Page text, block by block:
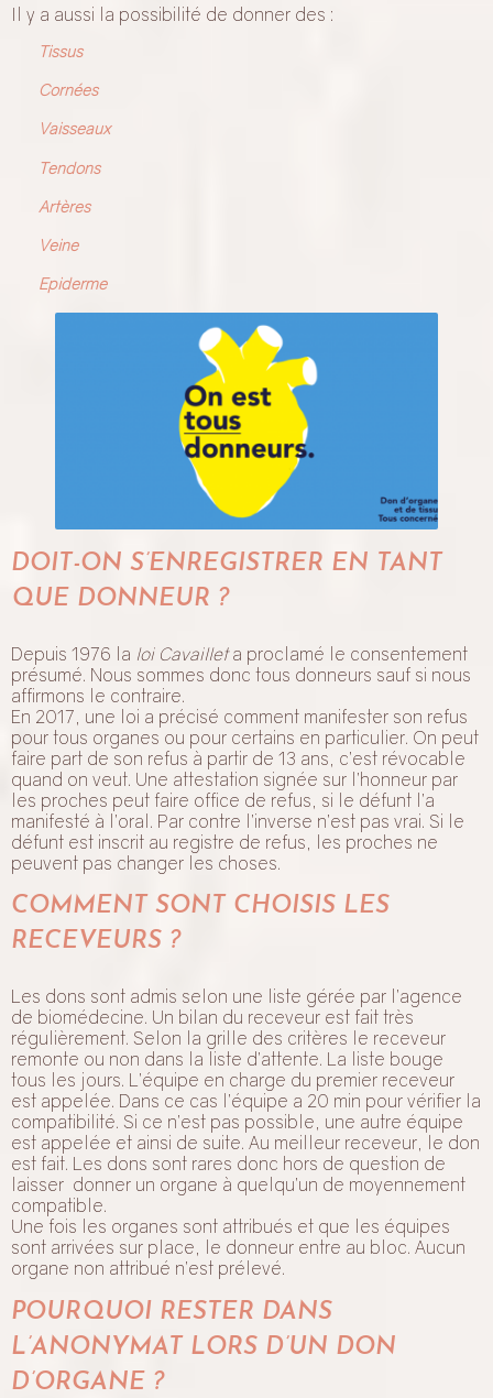
Il y a aussi la possibilité de donner des :
Tissus
Cornées
Vaisseaux
Tendons
Artères
Veine
Epiderme
DOIT-ON S’ENREGISTRER EN TANT
QUE DONNEUR ?
Depuis 1976 la loi Cavailleta proclamé le consentement
présumé. Nous sommes donc tous donneurs sauf si nous
affirmons le contraire.
En 2017, une loi a précisé comment manifester son refus
pour tous organes ou pour certains en particulier. On peut
faire part de son refus à partir de 13 ans, c’est révocable
quand on veut. Une attestation signée sur l’honneur par
les proches peut faire office de refus, si le défunt l’a
manifesté à l’oral. Par contre l’inverse n’est pas vrai. Si le
défunt est inscrit au registre de refus, les proches ne
peuvent pas changer les choses.
COMMENT SONT CHOISIS LES
RECEVEURS ?
Les dons sont admis selon une liste gérée par l’agence
de biomédecine. Un bilan du receveur est fait très
régulièrement. Selon la grille des critères le receveur
remonte ou non dans la liste d’attente. La liste bouge
tous les jours. L’équipe en charge du premier receveur
est appelée. Dans ce cas l’équipe a 20 min pour vérifier la
compatibilité. Si ce n’est pas possible, une autre équipe
est appelée et ainsi de suite. Au meilleur receveur, le don
est fait. Les dons sont rares donc hors de question de
laisser donner un organe à quelqu’un de moyennement
compatible.
Une fois les organes sont attribués et que les équipes
sont arrivées sur place, le donneur entre au bloc. Aucun
organe non attribué n’est prélevé.
POURQUOI RESTER DANS
L’ANONYMAT LORS D’UN DON
D’ORGANE ?